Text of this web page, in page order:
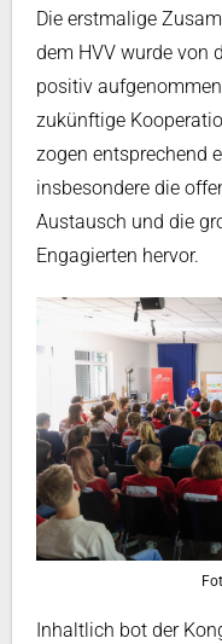
Die erstmalige
dem HVV wurde von
positiv
zukünftige
zogen entsprechend
insbesondere die
Austausch und die
Engagierten hervor.
Inhaltlich bot der